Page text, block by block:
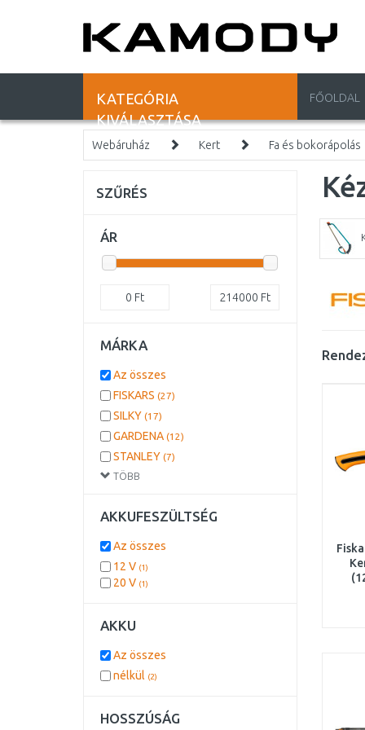
KATEGÓRIA
KIVÁLASZTÁSA
FŐOLDAL
Webáruház Kert Fa és bokorápolás
SZŰRÉS
ÁR
0 Ft 214000 Ft
MÁRKA
TÖBB
Az összes
FISKARS (27)
SILKY (17)
GARDENA (12)
STANLEY (7)
BOSCH DIY
DEWALT(1)
AKKUFESZÜLTSÉG
Az összes
12 V (1)
20 V (1)
AKKU
Az összes
nélkül (2)
HOSSZÚSÁG